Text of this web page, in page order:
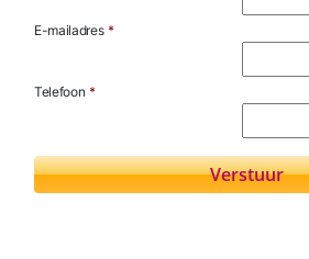
E-mailadres *
Telefoon *